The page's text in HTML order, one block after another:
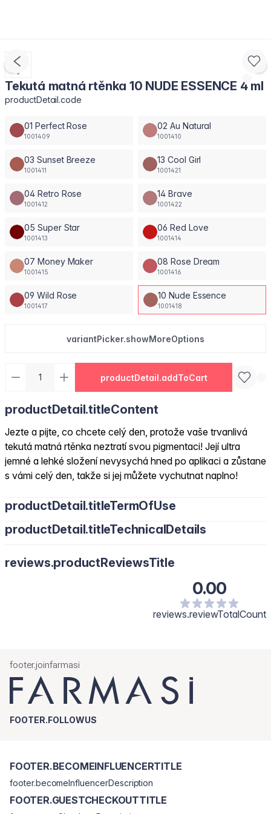
Tekutá matná rtěnka 10 NUDE ESSENCE 4 ml
productDetail.code
01 Perfect Rose
1001409
02 Au Natural
1001410
03 Sunset Breeze
1001411
13 Cool Girl
1001421
04 Retro Rose
1001412
14 Brave
1001422
05 Super Star
1001413
06 Red Love
1001414
07 Money Maker
1001415
08 Rose Dream
1001416
09 Wild Rose
1001417
10 Nude Essence
1001418
variantPicker.showMoreOptions
productDetail.addToCart
productDetail.titleContent
Jezte a pijte, co chcete celý den, protože vaše trvanlivá
tekutá matná rtěnka neztratí svou pigmentaci! Její ultra
jemné a lehké složení nevysychá hned po aplikaci a zůstane
s vámi celý den, takže si jej můžete vychutnat naplno!
productDetail.titleTermOfUse
productDetail.titleTechnicalDetails
reviews.productReviewsTitle
0.00
reviews.reviewTotalCount
footer.joinfarmasi
FOOTER.FOLLOWUS
FOOTER.BECOMEINFLUENCERTITLE
footer.becomeInfluencerDescription
FOOTER.GUESTCHECKOUTTITLE